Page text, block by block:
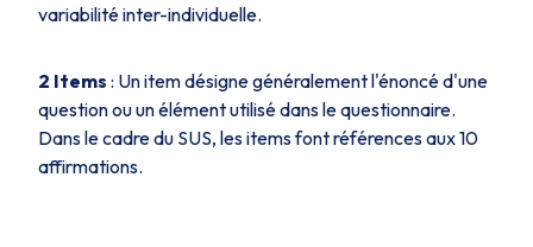
variabilité inter-individuelle.
2 Items : Un item désigne généralement l'énoncé d'une
question ou un élément utilisé dans le questionnaire.
Dans le cadre du SUS, les items font références aux 10
affirmations.